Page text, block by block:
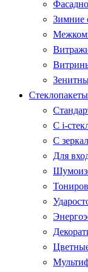
Зимние
Стеклопакеты
С i-
С
Для